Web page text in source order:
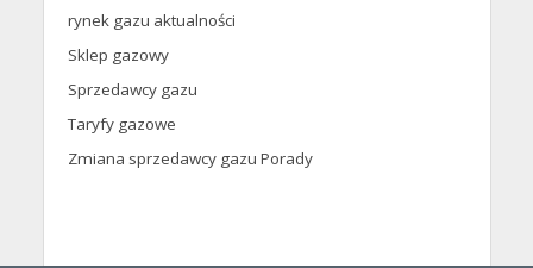
rynek gazu aktualności
Sklep gazowy
Sprzedawcy gazu
Taryfy gazowe
Zmiana sprzedawcy gazu Porady